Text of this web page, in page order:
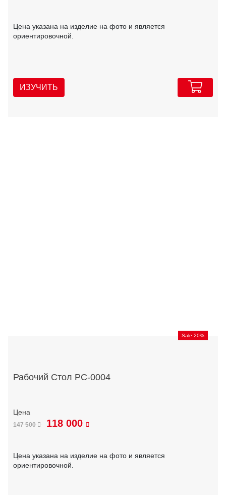
Цена указана на изделие на фото и является
ориентировочной.
ИЗУЧИТЬ
Sale 20%
Рабочий Стол РС-0004
147 500 118 000
Цена указана на изделие на фото и является
ориентировочной.